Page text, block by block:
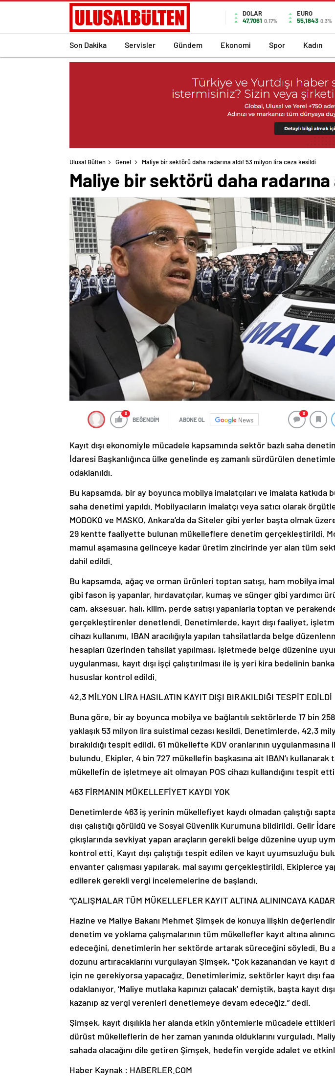
DOLAR
47,7061 0.17%
EURO
55,1843 0.3%
Son Dakika Servisler Gündem Ekonomi Spor Kadın
Ulusal Bülten Genel Maliye bir sektörü daha radarına aldı! 53 milyon lira ceza kesildi
Maliye bir sektörü daha
0
BEĞENDİM ABONE OL News
0
Kayıt dışı ekonomiyle mücadele kapsamında sektör bazlı saha
İdaresi Başkanlığınca ülke genelinde eş zamanlı sürdürülen
odaklanıldı.
Bu kapsamda, bir ay boyunca mobilya imalatçıları ve imalata
saha denetimi yapıldı. Mobilyacıların imalatçı veya satıcı olarak
MODOKO ve MASKO, Ankara’da da Siteler gibi yerler başta olmak
29 kentte faaliyette bulunan mükelleflere denetim gerçekleştirildi.
mamul aşamasına gelinceye kadar üretim zincirinde yer alan tüm
dahil edildi.
Bu kapsamda, ağaç ve orman ürünleri toptan satışı, ham mobilya
gibi fason iş yapanlar, hırdavatçılar, kumaş ve sünger gibi yardımcı
cam, aksesuar, halı, kilim, perde satışı yapanlarla toptan ve
gerçekleştirenler denetlendi. Denetimlerde, kayıt dışı faaliyet,
cihazı kullanımı, IBAN aracılığıyla yapılan tahsilatlarda belge
hesapları üzerinden tahsilat yapılması, işletmede belge düzenine
uygulanması, kayıt dışı işçi çalıştırılması ile iş yeri kira bedelinin
hususlar kontrol edildi.
42,3 MİLYON LİRA HASILATIN KAYIT DIŞI BIRAKILDIĞI TESPİT EDİLDİ
Buna göre, bir ay boyunca mobilya ve bağlantılı sektörlerde 17 bin
yaklaşık 53 milyon lira suistimal cezası kesildi. Denetimlerde, 42,3
bırakıldığı tespit edildi, 61 mükellefte KDV oranlarının
bulundu. Ekipler, 4 bin 727 mükellefin başkasına ait IBAN’ı kullanarak
mükellefin de işletmeye ait olmayan POS cihazı kullandığını tespit
463 FİRMANIN MÜKELLEFİYET KAYDI YOK
Denetimlerde 463 iş yerinin mükellefiyet kaydı olmadan çalıştığı
dışı çalıştığı görüldü ve Sosyal Güvenlik Kurumuna bildirildi. Gelir
çıkışlarında sevkiyat yapan araçların gerekli belge düzenine uyup
kontrol etti. Kayıt dışı çalıştığı tespit edilen ve kayıt uyumsuzluğu
envanter çalışması yapılarak, mal sayımı gerçekleştirildi. Ekiplerce
edilerek gerekli vergi incelemelerine de başlandı.
“ÇALIŞMALAR TÜM MÜKELLEFLER KAYIT ALTINA ALININCAYA
Hazine ve Maliye Bakanı Mehmet Şimşek de konuya ilişkin
denetim ve yoklama çalışmalarının tüm mükellefler kayıt altına
edeceğini, denetimlerin her sektörde artarak süreceğini söyledi. Bu
dozunu artıracaklarını vurgulayan Şimşek, “Çok kazanandan ve kayıt
için ne gerekiyorsa yapacağız. Denetimlerimiz, sektörler kayıt dışı
odaklanıyor. ‘Maliye mutlaka kapınızı çalacak’ demiştik, başta kayıt
kazanıp az vergi verenleri denetlemeye devam edeceğiz.” dedi.
Şimşek, kayıt dışılıkla her alanda etkin yöntemlerle mücadele
dürüst mükelleflerin de her zaman yanında olduklarını vurguladı.
sahada olacağını dile getiren Şimşek, hedefin vergide adalet ve
Haber Kaynak : HABERLER.COM